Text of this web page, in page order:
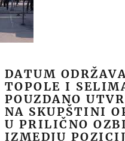
DATUM
TOPOLE I
POUZDANO
NA SKUPŠTINI
U PRILIČNO
IZMEDJU